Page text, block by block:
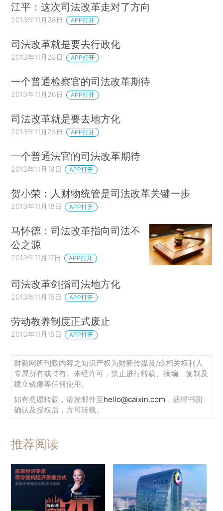
江平：这次司法改革走对了方向
2013年11月28日 APP打开
司法改革就是要去行政化
2013年11月28日 APP打开
一个普通检察官的司法改革期待
2013年11月26日 APP打开
司法改革就是要去地方化
2013年11月25日 APP打开
一个普通法官的司法改革期待
2013年11月19日 APP打开
贺小荣：人财物统管是司法改革关键一步
2013年11月18日 APP打开
马怀德：司法改革指向司法不
公之源
2013年11月17日 APP打开
司法改革剑指司法地方化
2013年11月15日 APP打开
劳动教养制度正式废止
2013年11月15日 APP打开
财新网所刊载内容之知识产权为财新传媒及/或相关权利人
专属所有或持有。未经许可，禁止进行转载、摘编、复制及
建立镜像等任何使用。
如有意愿转载，请发邮件至hello@caixin.com ，获得书面
确认及授权后，方可转载。
推荐阅读